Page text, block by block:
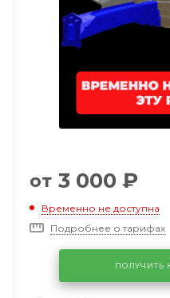
от 3 000 ₽
Временно не доступна
Подробнее о тарифах
ПОЛУЧИТЬ